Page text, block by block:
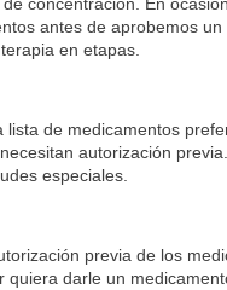
antes de aprobemos un
en etapas.
de medicamentos
autorización previa.
especiales.
previa de los
quiera darle un